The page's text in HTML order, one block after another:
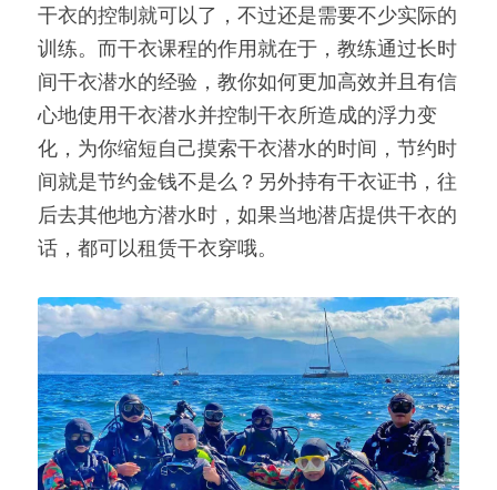
干衣的控制就可以了，不过还是需要不少实际的
训练。而干衣课程的作用就在于，教练通过长时
间干衣潜水的经验，教你如何更加高效并且有信
心地使用干衣潜水并控制干衣所造成的浮力变
化，为你缩短自己摸索干衣潜水的时间，节约时
间就是节约金钱不是么？另外持有干衣证书，往
后去其他地方潜水时，如果当地潜店提供干衣的
话，都可以租赁干衣穿哦。